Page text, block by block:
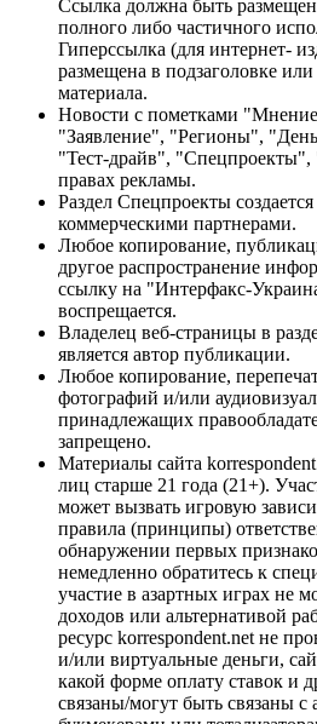
Ссылка должна быть
полного либо частичного
Гиперссылка (для интернет-
размещена в подзаголовке
материала.
Новости с пометками
"Заявление", "Регионы",
"Тест-драйв",
правах рекламы.
Раздел Спецпроекты
коммерческими партнерами.
Любое копирование,
другое распространение
ссылку на "Интерфакс-
воспрещается.
Владелец веб-страницы в
является автор публикации.
Любое копирование,
фотографий и/или
принадлежащих
запрещено.
Материалы сайта
лиц старше 21 года (21+).
может вызвать игровую
правила (принципы)
обнаружении первых
немедленно обратитесь к
участие в азартных играх не
доходов или альтернативой
ресурс korrespondent.net не
и/или виртуальные деньги,
какой форме оплату ставок и
связаны/могут быть связаны